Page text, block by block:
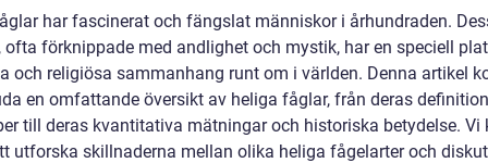
har fascinerat och fängslat människor i århundraden.
ofta förknippade med andlighet och mystik, har en speciell
och religiösa sammanhang runt om i världen. Denna artikel
en omfattande översikt av heliga fåglar, från deras
till deras kvantitativa mätningar och historiska betydelse. Vi
utforska skillnaderna mellan olika heliga fågelarter och